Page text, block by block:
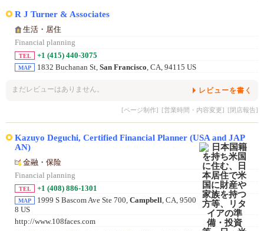
R J Turner & Associates
生活・居住
Financial planning
TEL +1 (415) 440-3075
MAP 1832 Buchanan St, San Francisco , CA, 94115 US
まだレビューはありません。 レビューを書く
[ページ制作] [営業時間・内容変更] [閉店報告]
Kazuyo Deguchi, Certified Financial Planner (USA and JAP
AN)
金融・保险
Financial planning
TEL +1 (408) 886-1301
MAP 1999 S Bascom Ave Ste 700, Campbell , CA, 9500
8 US
http://www.108faces.com